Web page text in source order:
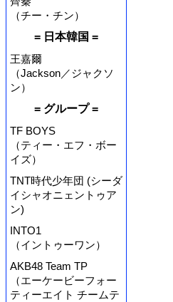
（チー・チン）
= 日本韓国 =
王嘉爾
（Jackson／ジャクソ
ン）
= グループ =
TF BOYS
（ティー・エフ・ボー
イズ）
TNT時代少年団 (シーダ
イシャオニェントゥア
ン)
INTO1
（イントゥーワン）
AKB48 Team TP
（エーケービーフォー
ティーエイト チームテ